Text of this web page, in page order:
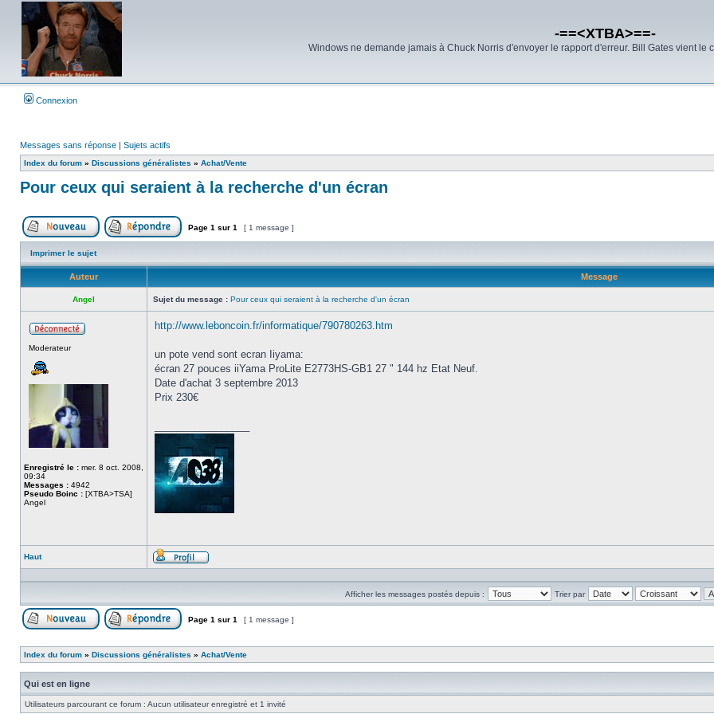
-==<XTBA>==-
Windows ne demande jamais à Chuck Norris d'envoyer le rapport d'erreur. Bill Gates vient le
Connexion
Messages sans réponse | Sujets actifs
Index du forum » Discussions généralistes » Achat/Vente
Pour ceux qui seraient à la recherche d'un écran
Poster un nouveau sujetRépondre au sujet
Page 1 sur 1 [ 1 message ]
Imprimer le sujet
Auteur Message
Angel Sujet du message : Pour ceux qui seraient à la recherche d'un écran
Moderateur
Enregistré le : mer. 8 oct. 2008,
09:34
Messages : 4942
Pseudo Boinc : [XTBA>TSA]
Angel
http://www.leboncoin.fr/informatique/790780263.htm
un pote vend sont ecran Iiyama:
écran 27 pouces iiYama ProLite E2773HS-GB1 27 " 144 hz Etat Neuf.
Date d'achat 3 septembre 2013
Prix 230€
Haut
Profil
Afficher les messages postés depuis : Trier par
Page 1 sur 1 [ 1 message ]
Index du forum » Discussions généralistes » Achat/Vente
Qui est en ligne
Utilisateurs parcourant ce forum : Aucun utilisateur enregistré et 1 invité